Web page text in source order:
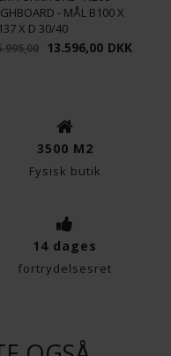
Statistiske
N300 Skænk. Denne
praktiske
- MÅL B100 X
X D 30/40
13.596,00 DKK
3500 M2
Fysisk butik
14 dages
fortrydelsesret